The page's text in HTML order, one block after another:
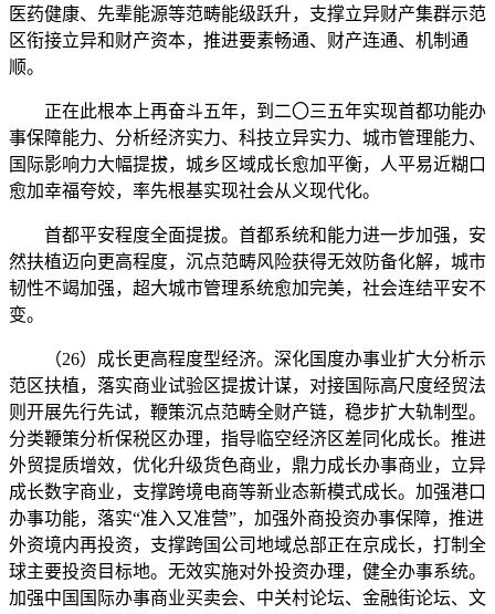
医药健康、先辈能源等范畴能级跃升，支撑立异财产集群示范
区衔接立异和财产资本，推进要素畅通、财产连通、机制通
顺。
正在此根本上再奋斗五年，到二〇三五年实现首都功能办
事保障能力、分析经济实力、科技立异实力、城市管理能力、
国际影响力大幅提拔，城乡区域成长愈加平衡，人平易近糊口
愈加幸福夸姣，率先根基实现社会从义现代化。
首都平安程度全面提拔。首都系统和能力进一步加强，安
然扶植迈向更高程度，沉点范畴风险获得无效防备化解，城市
韧性不竭加强，超大城市管理系统愈加完美，社会连结平安不
变。
（26）成长更高程度型经济。深化国度办事业扩大分析示
范区扶植，落实商业试验区提拔计谋，对接国际高尺度经贸法
则开展先行先试，鞭策沉点范畴全财产链，稳步扩大轨制型。
分类鞭策分析保税区办理，指导临空经济区差同化成长。推进
外贸提质增效，优化升级货色商业，鼎力成长办事商业，立异
成长数字商业，支撑跨境电商等新业态新模式成长。加强港口
办事功能，落实“准入又准营”，加强外商投资办事保障，推进
外资境内再投资，支撑跨国公司地域总部正在京成长，打制全
球主要投资目标地。无效实施对外投资办理，健全办事系统。
加强中国国际办事商业买卖会、中关村论坛、金融街论坛、文